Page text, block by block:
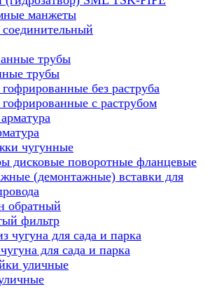
манжеты
трубы
без раструба
с раструбом
чугунные
дисковые поворотные фланцевые
(демонтажные) вставки для
обратный
фильтр
для сада и парка
уличные